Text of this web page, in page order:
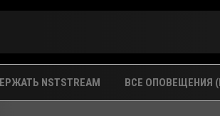
NSTSTREAM ВСЕ ОПОВЕЩЕНИЯ